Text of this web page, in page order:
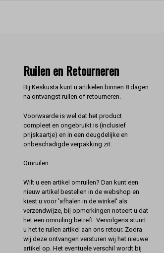
Ruilen en Retourneren
Bij Keskusta kunt u artikelen binnen 8 dagen
na ontvangst ruilen of retourneren.
Voorwaarde is wel dat het product
compleet en ongebruikt is (inclusief
prijskaartje) en in een deugdelijke en
onbeschadigde verpakking zit.
Omruilen
Wilt u een artikel omruilen? Dan kunt een
nieuw artikel bestellen in de webshop en
kiest u voor 'afhalen in de winkel' als
verzendwijze, bij opmerkingen noteert u dat
het een omruiling betreft. Vervolgens stuurt
u het te ruilen artikel aan ons retour. Zodra
wij deze ontvangen versturen wij het nieuwe
artikel op. Het eventuele verschil wordt bij